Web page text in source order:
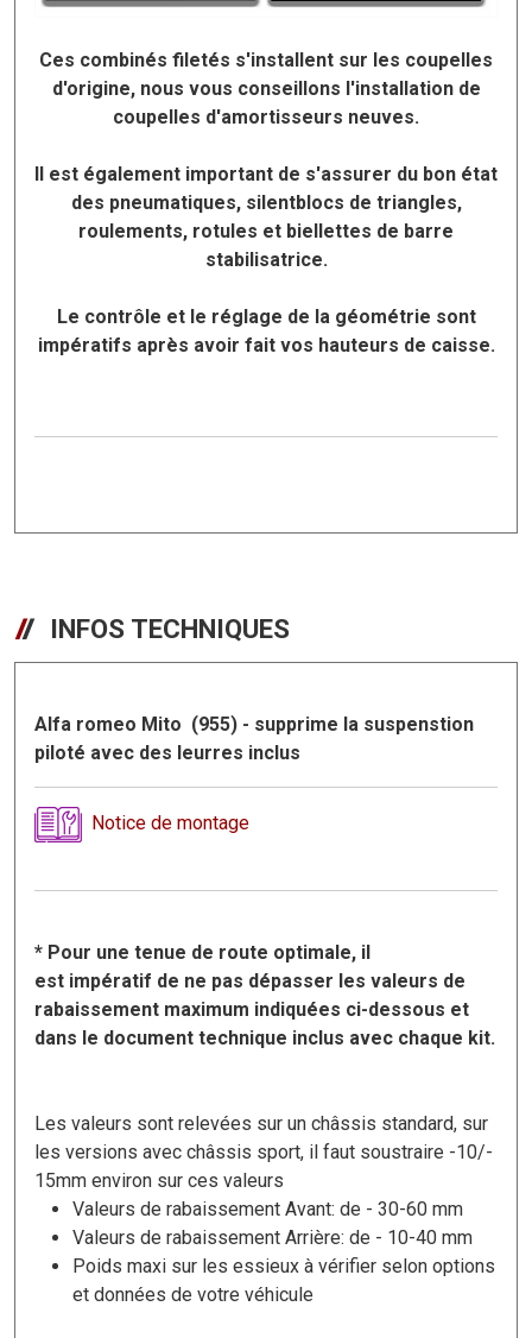
Ces combinés filetés s'installent sur les coupelles
d'origine, nous vous conseillons l'installation de
coupelles d'amortisseurs neuves.
Il est également important de s'assurer du bon état
des pneumatiques, silentblocs de triangles,
roulements, rotules et biellettes de barre
stabilisatrice.
Le contrôle et le réglage de la géométrie sont
impératifs après avoir fait vos hauteurs de caisse.
INFOS TECHNIQUES
Alfa romeo Mito (955) - supprime la suspenstion
piloté avec des leurres inclus
Notice de montage
* Pour une tenue de route optimale, il
est impératif de ne pas dépasser les valeurs de
rabaissement maximum indiquées ci-dessous et
dans le document technique inclus avec chaque kit.
Les valeurs sont relevées sur un châssis standard, sur
les versions avec châssis sport, il faut soustraire -10/-
15mm environ sur ces valeurs
Valeurs de rabaissement Avant: de - 30-60 mm
Valeurs de rabaissement Arrière: de - 10-40 mm
Poids maxi sur les essieux à vérifier selon options
et données de votre véhicule